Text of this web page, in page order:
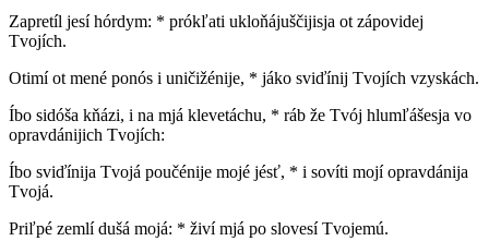
Zapretíl jesí hórdym: * prókľati ukloňájuščijisja ot zápovidej
Tvojích.
Otimí ot mené ponós i uničižénije, * jáko sviďínij Tvojích vzyskách.
Íbo sidóša kňázi, i na mjá klevetáchu, * ráb že Tvój hlumľášesja vo
opravdánijich Tvojích:
Íbo sviďínija Tvojá poučénije mojé jésť, * i sovíti mojí opravdánija
Tvojá.
Priľpé zemlí dušá mojá: * živí mjá po slovesí Tvojemú.